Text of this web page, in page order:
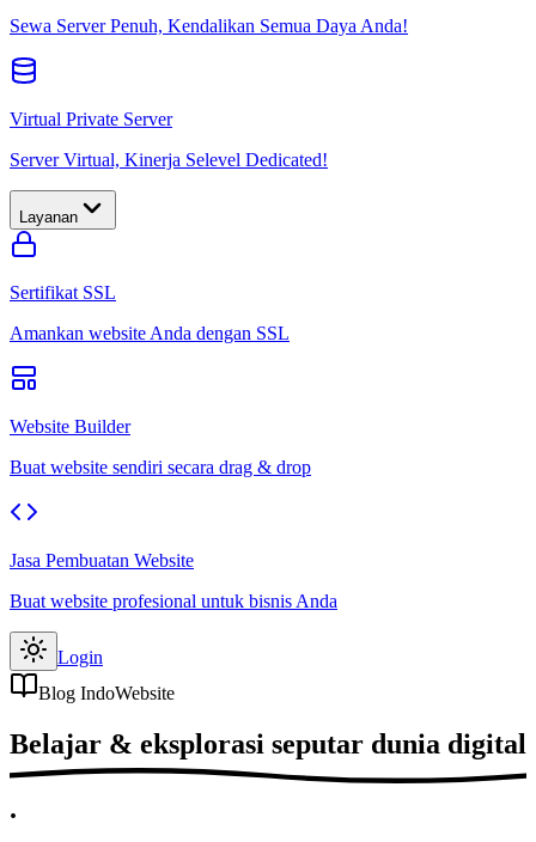
Sewa Server Penuh, Kendalikan Semua Daya Anda!
Virtual Private Server
Server Virtual, Kinerja Selevel Dedicated!
Layanan
Sertifikat SSL
Amankan website Anda dengan SSL
Website Builder
Buat website sendiri secara drag & drop
Jasa Pembuatan Website
Buat website profesional untuk bisnis Anda
Login
Blog IndoWebsite
Belajar & eksplorasi seputar dunia digital
.